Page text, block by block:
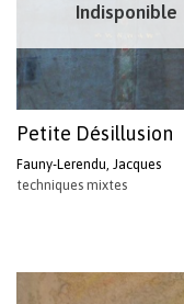
Indisponible
Petite Désillusion
Fauny-Lerendu, Jacques
techniques mixtes